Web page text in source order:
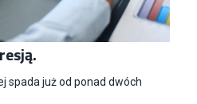
spada już od ponad dwóch